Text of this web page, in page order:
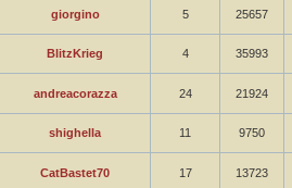
giorgino 5 25657
BlitzKrieg 4 35993
andreacorazza 24 21924
shighella 11 9750
CatBastet70 17 13723